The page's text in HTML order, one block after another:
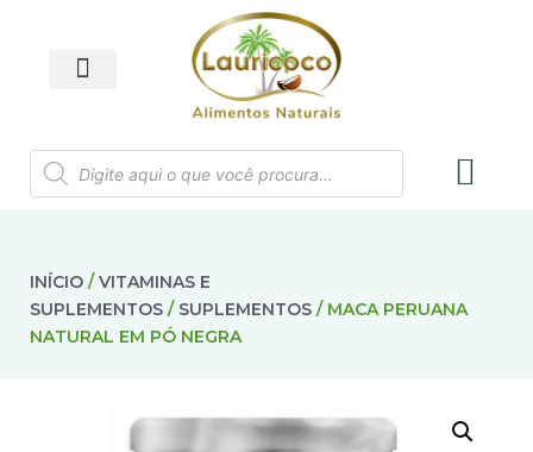
INÍCIO /VITAMINAS E
SUPLEMENTOS / SUPLEMENTOS / MACA PERUANA
NATURAL EM PÓ NEGRA